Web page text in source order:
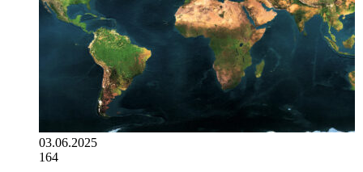
03.06.2025
164